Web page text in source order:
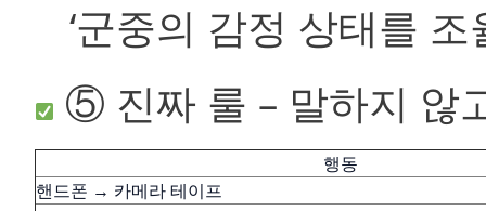
‘군중의 감정 상태를
⑤ 진짜 룰 – 말하지 않
행동
핸드폰 → 카메라 테이프